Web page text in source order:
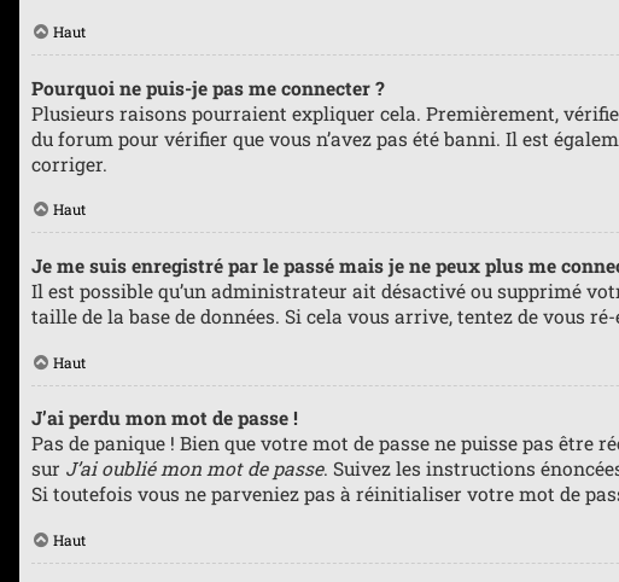
Haut
Pourquoi ne puis-je pas me connecter ?
Plusieurs raisons pourraient expliquer cela. Premièrement,
du forum pour vérifier que vous n’avez pas été banni. Il est
corriger.
Haut
Je me suis enregistré par le passé mais je ne peux plus me
Il est possible qu’un administrateur ait désactivé ou supprimé
taille de la base de données. Si cela vous arrive, tentez de vous
Haut
J’ai perdu mon mot de passe !
Pas de panique ! Bien que votre mot de passe ne puisse pas
sur J’ai oublié mon mot de passe. Suivez les instructions
Si toutefois vous ne parveniez pas à réinitialiser votre mot de
Haut